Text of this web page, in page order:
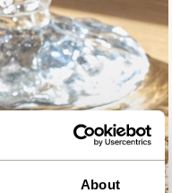
About